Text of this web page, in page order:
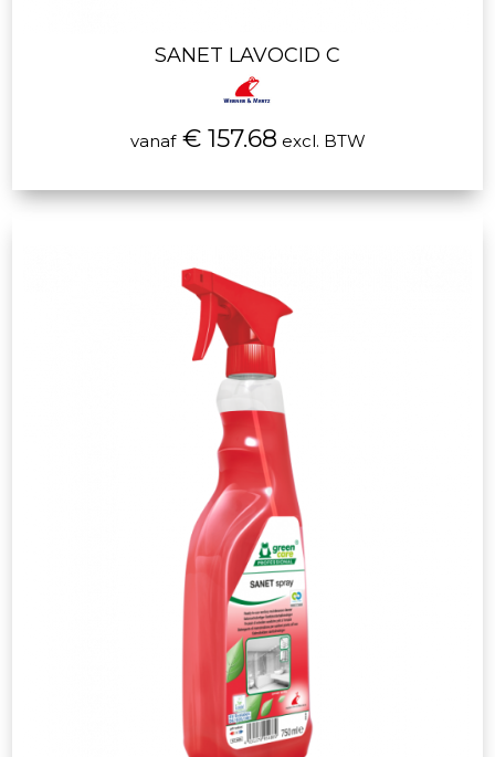
SANET LAVOCID C
vanaf€ 157.68 excl. BTW